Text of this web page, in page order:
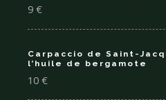
9 €
Carpaccio de Saint-
l’huile de bergamote
10 €